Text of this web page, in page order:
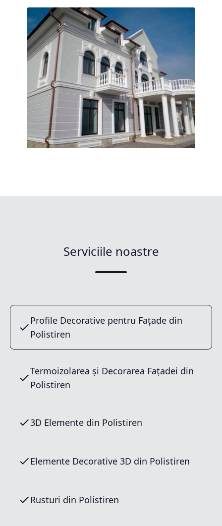
Serviciile noastre
Profile Decorative pentru Fațade din
Polistiren
Termoizolarea și Decorarea Fațadei din
Polistiren
3D Elemente din Polistiren
Elemente Decorative 3D din Polistiren
Rusturi din Polistiren